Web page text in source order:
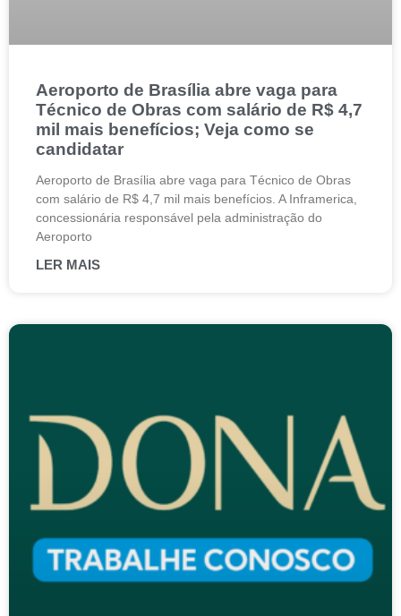
Aeroporto de Brasília abre vaga para
Técnico de Obras com salário de R$ 4,7
mil mais benefícios; Veja como se
candidatar
Aeroporto de Brasília abre vaga para Técnico de Obras
com salário de R$ 4,7 mil mais benefícios. A Inframerica,
concessionária responsável pela administração do
Aeroporto
LER MAIS